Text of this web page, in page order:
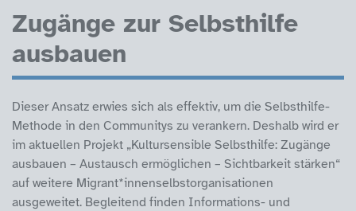
Zugänge zur Selbsthilfe
ausbauen
Dieser Ansatz erwies sich als effektiv, um die Selbsthilfe-
Methode in den Communitys zu verankern. Deshalb wird er
im aktuellen Projekt „Kultursensible Selbsthilfe: Zugänge
ausbauen – Austausch ermöglichen – Sichtbarkeit stärken“
auf weitere Migrant*innenselbstorganisationen
ausgeweitet. Begleitend finden Informations- und